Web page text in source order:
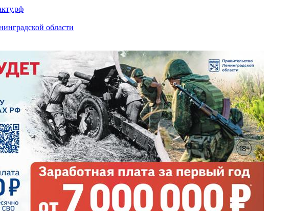
области